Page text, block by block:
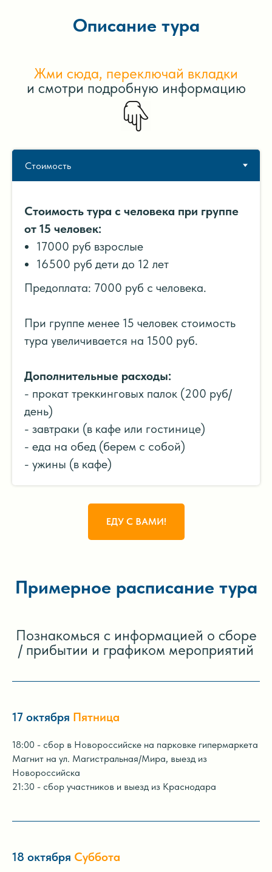
Описание тура
Жми сюда, переключай вкладки
и смотри подробную информацию
Стоимость тура с человека при группе
от 15 человек:
17000 руб взрослые
16500 руб дети до 12 лет
Предоплата: 7000 руб с человека.
При группе менее 15 человек стоимость
тура увеличивается на 1500 руб.
Дополнительные расходы:
- прокат треккинговых палок (200 руб/
день)
- завтраки (в кафе или гостинице)
- еда на обед (берем с собой)
- ужины (в кафе)
ЕДУ С ВАМИ!
Примерное расписание тура
Познакомься с информацией о сборе
/ прибытии и графиком мероприятий
17 октября Пятница
18:00 - сбор в Новороссийске на парковке гипермаркета
Магнит на ул. Магистральная/Мира, выезд из
Новороссийска
21:30 - сбор участников и выезд из Краснодара
18 октября Суббота